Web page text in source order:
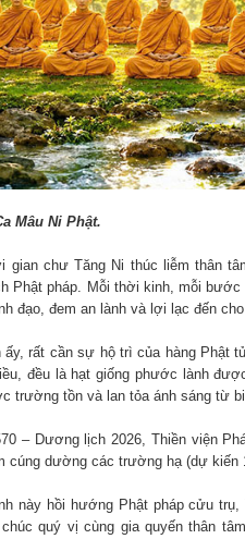
Mâu Ni Phật.
gian chư Tăng Ni thúc liễm thân
Phật pháp. Mỗi thời kinh, mỗi
đạo, đem an lành và lợi lạc đến
ấy, rất cần sự hộ trì của hàng Phật
đều là hạt giống phước lành
trường tồn và lan tỏa ánh sáng từ
– Dương lịch 2026, Thiền viện
cúng dường các trường hạ (dự kiến
này hồi hướng Phật pháp cửu
quý vị cùng gia quyến thân